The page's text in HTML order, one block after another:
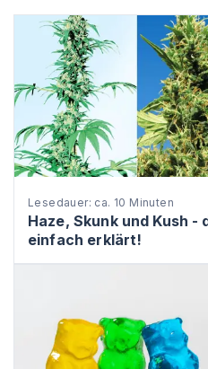
Lesedauer: ca. 10 Minuten
Haze, Skunk und Kush -
einfach erklärt!